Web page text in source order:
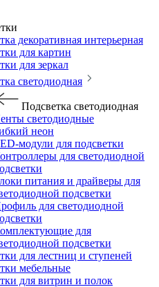
декоративная интерьерная
для картин
для зеркал
светодиодная
Подсветка светодиодная
светодиодные
неон
модули для подсветки
для светодиодной
питания и драйверы для
подсветки
для светодиодной
для
подсветки
для лестниц и ступеней
мебельные
для витрин и полок